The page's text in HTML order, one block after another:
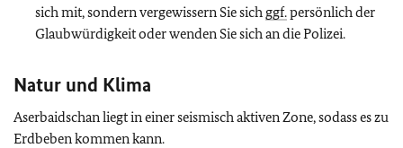
sich mit, sondern vergewissern Sie sich ggf.persönlich der
Glaubwürdigkeit oder wenden Sie sich an die Polizei.
Natur und Klima
Aserbaidschan liegt in einer seismisch aktiven Zone, sodass es zu
Erdbeben kommen kann.